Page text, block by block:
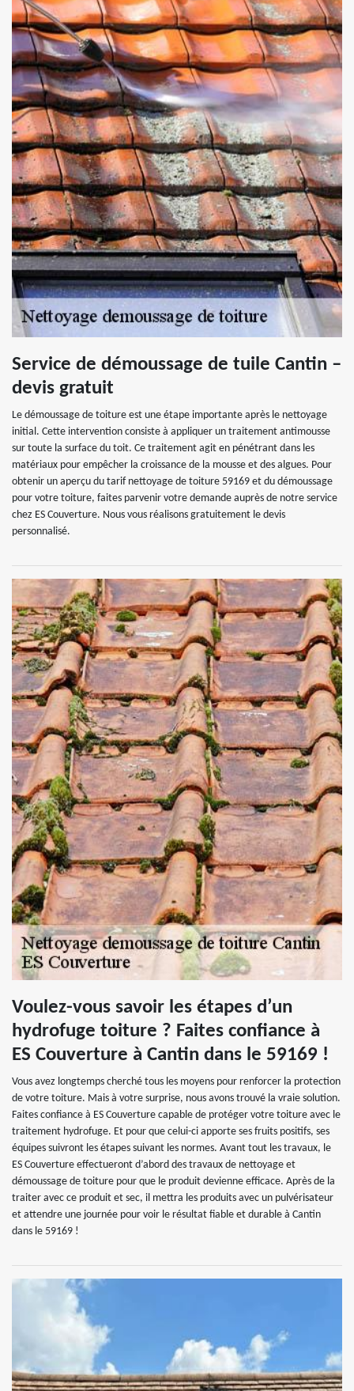
Service de démoussage de tuile Cantin –
devis gratuit
Le démoussage de toiture est une étape importante après le nettoyage
initial. Cette intervention consiste à appliquer un traitement antimousse
sur toute la surface du toit. Ce traitement agit en pénétrant dans les
matériaux pour empêcher la croissance de la mousse et des algues. Pour
obtenir un aperçu du tarif nettoyage de toiture 59169 et du démoussage
pour votre toiture, faites parvenir votre demande auprès de notre service
chez ES Couverture. Nous vous réalisons gratuitement le devis
personnalisé.
Voulez-vous savoir les étapes d’un
hydrofuge toiture ? Faites confiance à
ES Couverture à Cantin dans le 59169 !
Vous avez longtemps cherché tous les moyens pour renforcer la protection
de votre toiture. Mais à votre surprise, nous avons trouvé la vraie solution.
Faites confiance à ES Couverture capable de protéger votre toiture avec le
traitement hydrofuge. Et pour que celui-ci apporte ses fruits positifs, ses
équipes suivront les étapes suivant les normes. Avant tout les travaux, le
ES Couverture effectueront d’abord des travaux de nettoyage et
démoussage de toiture pour que le produit devienne efficace. Après de la
traiter avec ce produit et sec, il mettra les produits avec un pulvérisateur
et attendre une journée pour voir le résultat fiable et durable à Cantin
dans le 59169 !